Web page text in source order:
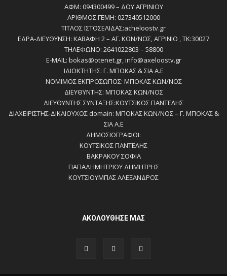
ΑΦΜ: 094300499 – ΔΟΥ ΑΓΡΙΝΙΟΥ
ΑΡΙΘΜΟΣ ΓΕΜΗ: 027340512000
ΤΙΤΛΟΣ ΙΣΤΟΣΕΛΙΔΑΣ:acheloostv.gr
ΕΔΡΑ-ΔΙΕΥΘΥΝΣΗ: ΚΑΒΑΦΗ 2 – ΑΓ. ΚΩΝ/ΝΟΣ, ΑΓΡΙΝΙΟ , ΤΚ:30027
ΤΗΛΕΦΩΝΟ: 2641022803 – 58800
E-MAIL: bokas@otenet.gr, info@axeloostv.gr
ΙΔΙΟΚΤΗΤΗΣ: Γ. ΜΠΟΚΑΣ & ΣΙΑ Α.Ε
ΝΟΜΙΜΟΣ ΕΚΠΡΟΣΩΠΟΣ: ΜΠΟΚΑΣ ΚΩΝ/ΝΟΣ
ΔΙΕΥΘΥΝΤΗΣ: ΜΠΟΚΑΣ ΚΩΝ/ΝΟΣ
ΔΙΕΥΘΥΝΤΗΣ ΣΥΝΤΑΞΗΣ:ΚΟΥΤΣΙΚΟΣ ΠΑΝΤΕΛΗΣ
ΔΙΑΧΕΙΡΙΣΤΗΣ-ΔΙΚΑΙΟΥΧΟΣ domain: ΜΠΟΚΑΣ ΚΩΝ/ΝΟΣ – Γ. ΜΠΟΚΑΣ &
ΣΙΑ Α.Ε
ΔΗΜΟΣΙΟΓΡΑΦΟΙ:
ΚΟΥΤΣΙΚΟΣ ΠΑΝΤΕΛΗΣ
ΒΑΚΡΑΚΟΥ ΣΟΦΙΑ
ΠΑΠΑΔΗΜΗΤΡΙΟΥ ΔΗΜΗΤΡΗΣ
ΚΟΥΤΣΙΟΥΜΠΑΣ ΑΛΕΞΑΝΔΡΟΣ
ΑΚΟΛΟΥΘΗΣΕ ΜΑΣ